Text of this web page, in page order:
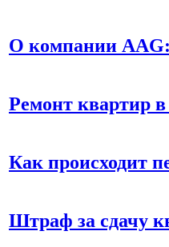
О компании
Ремонт квартир
Как происходит
Штраф за сдачу